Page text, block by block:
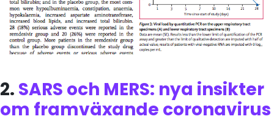
2. SARS och MERS: nya insikter
om framväxande coronavirus